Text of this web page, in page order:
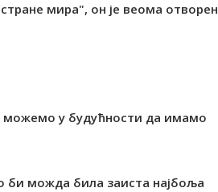
мира", он је веома отворен
можемо у будућности да имамо
можда била заиста најбоља